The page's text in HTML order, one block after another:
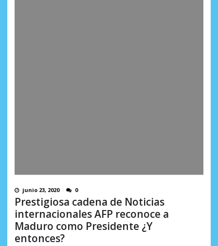
junio 23, 2020 0
Prestigiosa cadena de Noticias
internacionales AFP reconoce a
Maduro como Presidente ¿Y
entonces?